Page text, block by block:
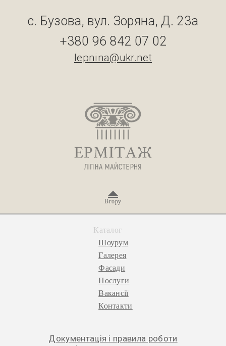
с. Бузова, вул. Зоряна, Д. 23а
+380 96 842 07 02
lepnina@ukr.net
Вгору
Каталог
Шоурум
Галерея
Фасади
Послуги
Вакансії
Контакти
Документація і правила роботи